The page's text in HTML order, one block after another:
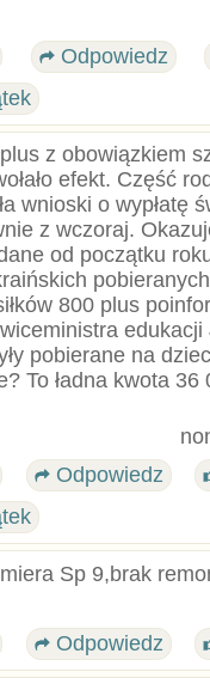
Odpowiedz
z obowiązkiem
efekt. Część
wnioski o wypłatę
z wczoraj.
od początku
800 plus
edukacji
pobierane na
To ładna kwota 36
Odpowiedz
Sp 9,brak
Odpowiedz